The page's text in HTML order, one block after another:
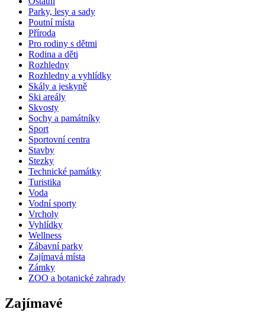
Parky, lesy a sady
Poutní místa
Příroda
Pro rodiny s dětmi
Rodina a děti
Rozhledny
Rozhledny a vyhlídky
Skály a jeskyně
Ski areály
Skvosty
Sochy a památníky
Sport
Sportovní centra
Stavby
Stezky
Technické památky
Turistika
Voda
Vodní sporty
Vrcholy
Vyhlídky
Wellness
Zábavní parky
Zajímavá místa
Zámky
ZOO a botanické zahrady
Zajímavé